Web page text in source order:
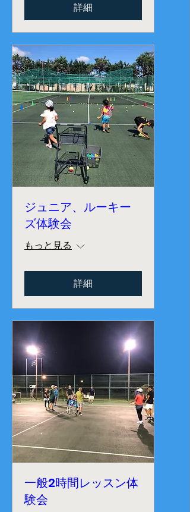
詳細
ジュニア、ルーキー
ズ体験会
もっと見る
詳細
一般2時間レッスン体
験会